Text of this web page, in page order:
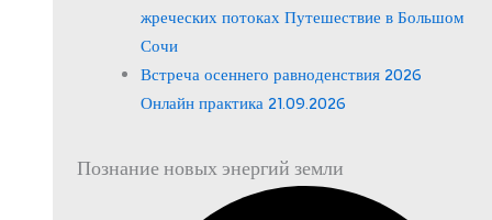
жреческих потоках Путешествие в Большом
Сочи
Встреча осеннего равноденствия 2026
Онлайн практика 21.09.2026
Познание новых энергий земли